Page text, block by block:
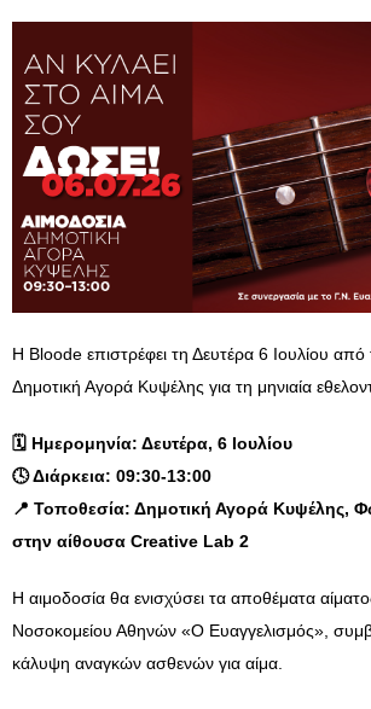
Η Bloode επιστρέφει τη Δευτέρα 6 Ιουλίου
Δημοτική Αγορά Κυψέλης για τη μηνιαία
🗓️ Ημερομηνία: Δευτέρα, 6 Ιουλίου
🕓Διάρκεια: 09:30-13:00
📍 Τοποθεσία: Δημοτική Αγορά Κυψέλης,
στην αίθουσα Creative Lab 2
Η αιμοδοσία θα ενισχύσει τα αποθέματα
Νοσοκομείου Αθηνών «Ο Ευαγγελισμός»,
κάλυψη αναγκών ασθενών για αίμα.